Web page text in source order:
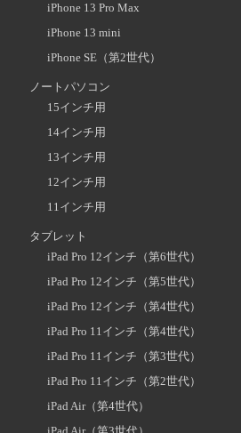
iPhone 13 Pro Max
iPhone 13 mini
iPhone SE（第2世代）
ノートパソコン
15インチ用
14インチ用
13インチ用
12インチ用
11インチ用
タブレット
iPad Pro 12インチ（第6世代）
iPad Pro 12インチ（第5世代）
iPad Pro 12インチ（第4世代）
iPad Pro 11インチ（第4世代）
iPad Pro 11インチ（第3世代）
iPad Pro 11インチ（第2世代）
iPad Air（第4世代）